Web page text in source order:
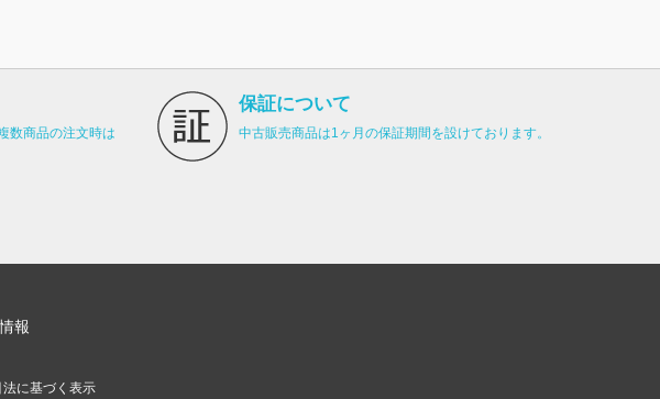
数商品の注文時は
保証について
中古販売商品は1ヶ月の保証期間を設けております。
報
に基づく表示